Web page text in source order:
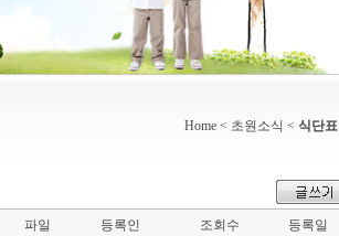
Home < 초원소식 < 식단표
파일 등록인 조회수 등록일